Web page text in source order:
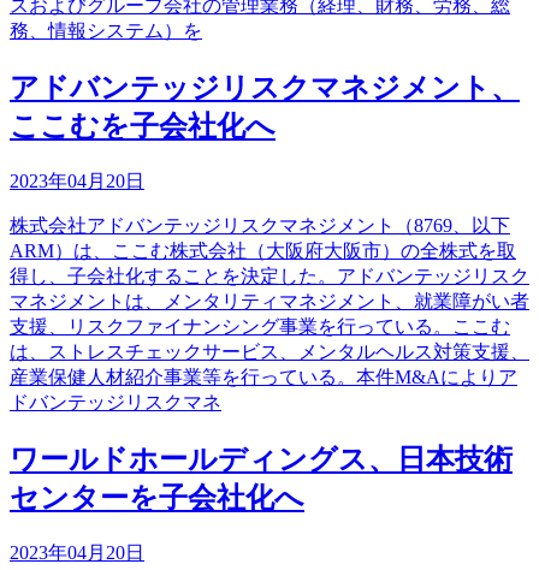
スおよびグループ会社の管理業務（経理、財務、労務、総
務、情報システム）を
アドバンテッジリスクマネジメント、
ここむを子会社化へ
2023年04月20日
株式会社アドバンテッジリスクマネジメント（8769、以下
ARM）は、ここむ株式会社（大阪府大阪市）の全株式を取
得し、子会社化することを決定した。アドバンテッジリスク
マネジメントは、メンタリティマネジメント、就業障がい者
支援、リスクファイナンシング事業を行っている。ここむ
は、ストレスチェックサービス、メンタルヘルス対策支援、
産業保健人材紹介事業等を行っている。本件M&Aによりア
ドバンテッジリスクマネ
ワールドホールディングス、日本技術
センターを子会社化へ
2023年04月20日